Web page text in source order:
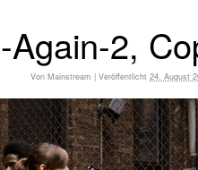
Again-2,
Von Mainstream | Veröffentlicht 24. August